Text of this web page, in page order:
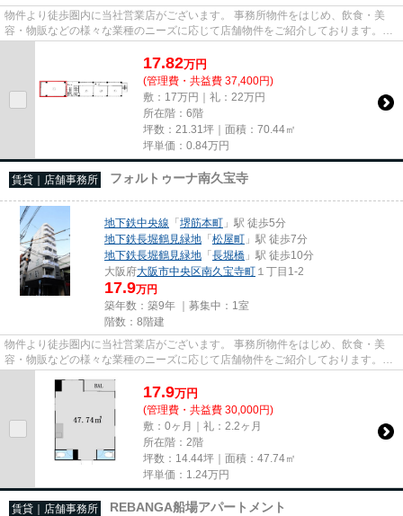
物件より徒歩圏内に当社営業店がございます。 事務所物件をはじめ、飲食・美
容・物販などの様々な業種のニーズに応じて店舗物件をご紹介しております。
尚、弊社ではおとり広告は一切...
17.82万円
(管理費・共益費 37,400円)
敷：17万円｜礼：22万円
所在階：6階
坪数：21.31坪｜面積：70.44㎡
坪単価： 0.84万円
賃貸｜店舗事務所 フォルトゥーナ南久宝寺
地下鉄中央線 「堺筋本町 」駅 徒歩5分
地下鉄長堀鶴見緑地 「松屋町 」駅 徒歩7分
地下鉄長堀鶴見緑地 「長堀橋 」駅 徒歩10分
大阪府大阪市中央区南久宝寺町 １丁目1-2
17.9万円
築年数：築9年 ｜募集中： 1室
階数：8階建
物件より徒歩圏内に当社営業店がございます。 事務所物件をはじめ、飲食・美
容・物販などの様々な業種のニーズに応じて店舗物件をご紹介しております。
尚、弊社ではおとり広告は一切...
17.9万円
(管理費・共益費 30,000円)
敷：0ヶ月｜礼：2.2ヶ月
所在階：2階
坪数：14.44坪｜面積：47.74㎡
坪単価： 1.24万円
賃貸｜店舗事務所 REBANGA船場アパートメント